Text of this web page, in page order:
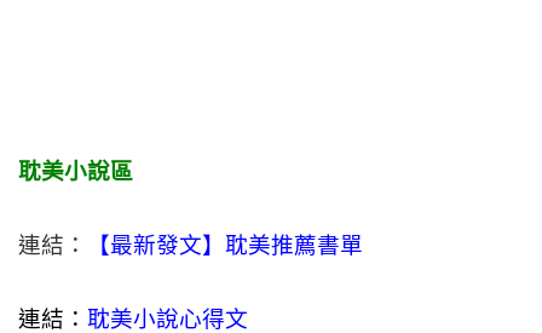
耽美小說區
連結： 【最新發文】耽美推薦書單
連結： 耽美小說心得文